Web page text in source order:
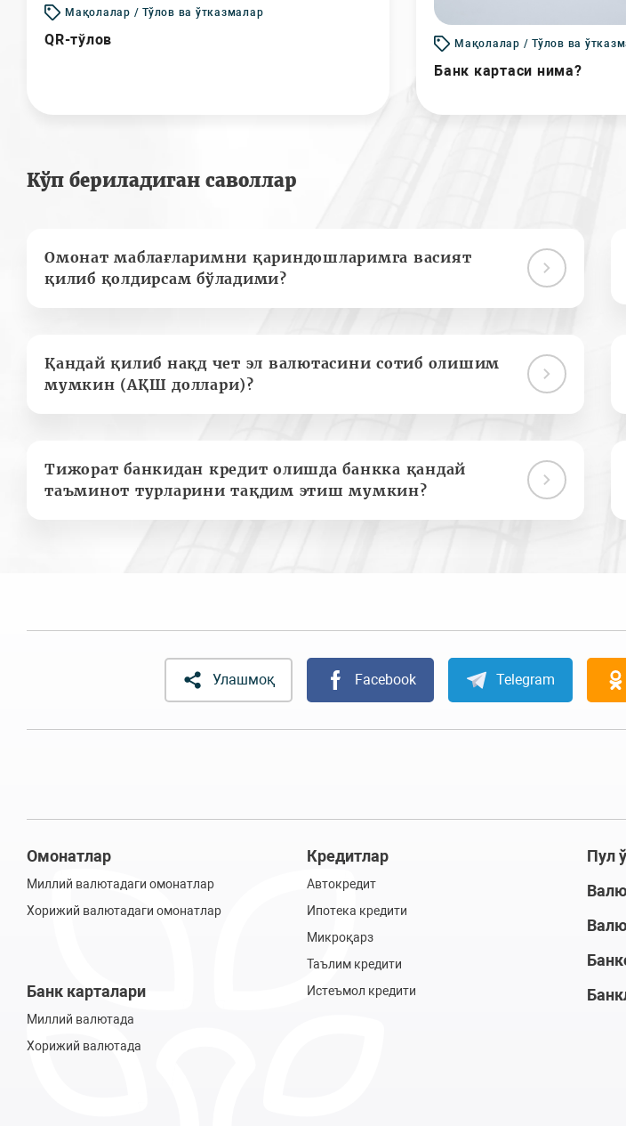
Мақолалар / Тўлов ва ўтказмалар
QR-тўлов Мақолалар / Тўлов ва
Банк картаси нима?
Кўп бериладиган саволлар
Омонат маблағларимни қариндошларимга васият
қилиб қолдирсам бўладими?
Қандай қилиб нақд чет эл валютасини сотиб олишим
мумкин (АҚШ доллари)?
Тижорат банкидан кредит олишда банкка қандай
таъминот турларини тақдим этиш мумкин?
Улашмоқ Facebook Telegram
Омонатлар
Миллий валютадаги омонатлар
Хорижий валютадаги омонатлар
Банк карталари
Миллий валютада
Хорижий валютада
Кредитлар
Автокредит
Ипотека кредити
Микроқарз
Таълим кредити
Истеъмол кредити
Пул